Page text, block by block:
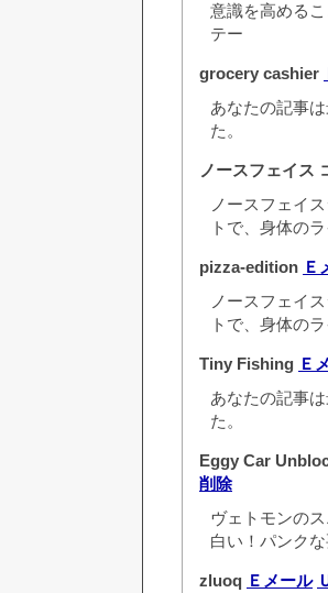
意識を高める
テー
grocery cashier
あなたの記事
た。
ノースフェイス
ノースフェイ
トで、身体の
pizza-edition Ｅ
ノースフェイ
トで、身体の
Tiny Fishing Ｅ
あなたの記事
た。
Eggy Car
削除
ヴェトモンの
白い！パンク
zluoq Ｅメール